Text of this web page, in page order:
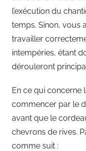
l’exécution du
temps. Sinon, vous
travailler
intempéries, étant
dérouleront
En ce qui concerne
commencer par le
avant que le
chevrons de rives.
comme suit :